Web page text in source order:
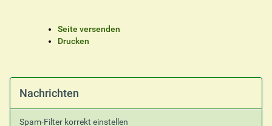
l
p
Seite versenden
Drucken
Nachrichten
Spam-Filter korrekt einstellen